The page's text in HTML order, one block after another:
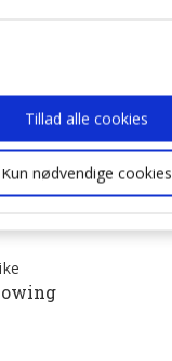
Tillad alle cookies
Kun nødvendige cookies